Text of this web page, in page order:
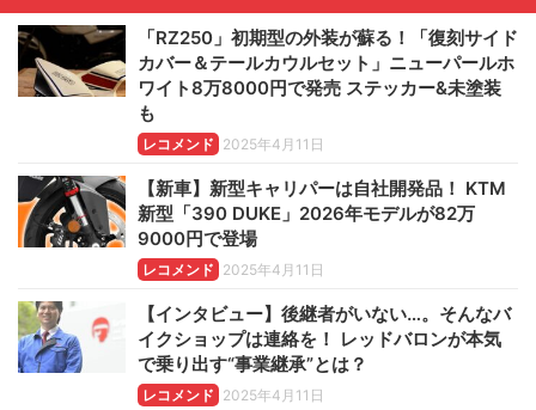
「RZ250」初期型の外装が蘇る！「復刻サイド
カバー＆テールカウルセット」ニューパールホ
ワイト8万8000円で発売 ステッカー&未塗装
も
レコメンド 2025年4月11日
【新車】新型キャリパーは自社開発品！ KTM
新型「390 DUKE」2026年モデルが82万
9000円で登場
レコメンド 2025年4月11日
【インタビュー】後継者がいない…。そんなバ
イクショップは連絡を！ レッドバロンが本気
で乗り出す“事業継承”とは？
レコメンド 2025年4月11日